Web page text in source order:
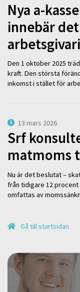
Nya a-
innebär
Den 1 oktober 2025
kraft. Den största
inkomst i stället för
13 mars 2026
Srf
matmoms
Nu är det beslutat –
från tidigare 12 procent
omfattas av
Gå till startsidan